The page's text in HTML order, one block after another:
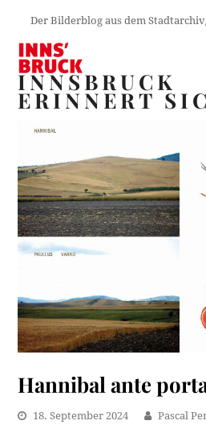
Der Bilderblog aus dem
INNSBRUCK
ERINNERT
Hannibal ante
18. September 2024 Pascal